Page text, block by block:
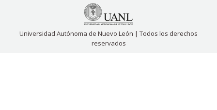
Universidad Autónoma de Nuevo León | Todos los derechos
reservados